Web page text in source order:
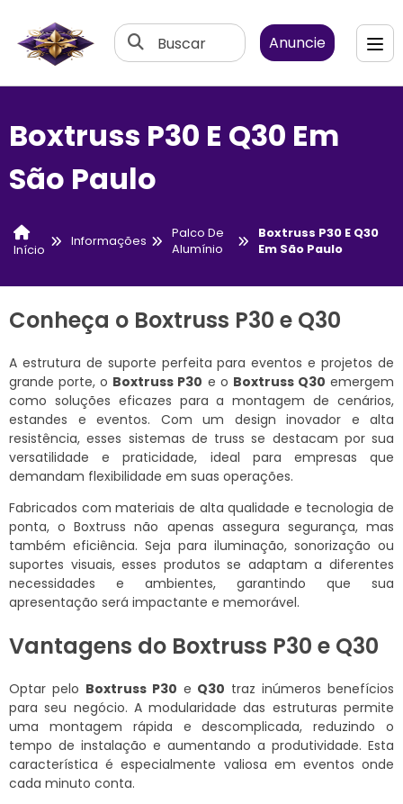
Buscar Anuncie
Boxtruss P30 E Q30 Em
São Paulo
Início
Informações
Palco De
Alumínio
Boxtruss P30 E Q30
Em São Paulo
Conheça o Boxtruss P30 e Q30
A estrutura de suporte perfeita para eventos e projetos de
grande porte, o Boxtruss P30 e o Boxtruss Q30 emergem
como soluções eficazes para a montagem de cenários,
estandes e eventos. Com um design inovador e alta
resistência, esses sistemas de truss se destacam por sua
versatilidade e praticidade, ideal para empresas que
demandam flexibilidade em suas operações.
Fabricados com materiais de alta qualidade e tecnologia de
ponta, o Boxtruss não apenas assegura segurança, mas
também eficiência. Seja para iluminação, sonorização ou
suportes visuais, esses produtos se adaptam a diferentes
necessidades e ambientes, garantindo que sua
apresentação será impactante e memorável.
Vantagens do Boxtruss P30 e Q30
Optar pelo Boxtruss P30 e Q30 traz inúmeros benefícios
para seu negócio. A modularidade das estruturas permite
uma montagem rápida e descomplicada, reduzindo o
tempo de instalação e aumentando a produtividade. Esta
característica é especialmente valiosa em eventos onde
cada minuto conta.